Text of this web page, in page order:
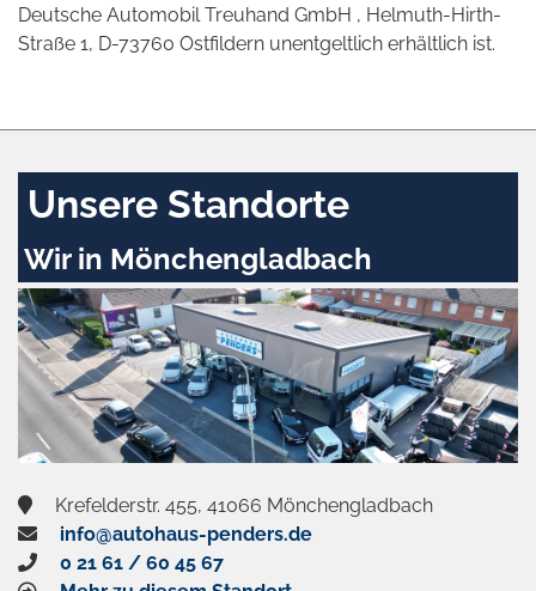
Deutsche Automobil Treuhand GmbH , Helmuth-Hirth-
Straße 1, D-73760 Ostfildern unentgeltlich erhältlich ist.
Unsere Standorte
Wir in Mönchengladbach
Krefelderstr. 455, 41066 Mönchengladbach
info@autohaus-penders.de
0 21 61 / 60 45 67